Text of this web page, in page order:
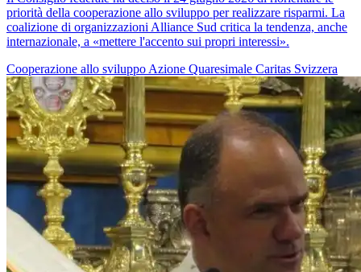
priorità della cooperazione allo sviluppo per realizzare risparmi. La
coalizione di organizzazioni Alliance Sud critica la tendenza, anche
internazionale, a «mettere l'accento sui propri interessi».
Cooperazione allo sviluppo Azione Quaresimale Caritas Svizzera